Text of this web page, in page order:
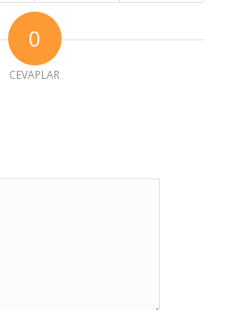
0
CEVAPLAR